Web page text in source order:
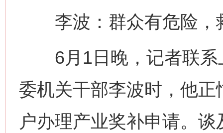
李波：群众有危险，
6月1日晚，记者联系
委机关干部李波时，他
户办理产业奖补申请。